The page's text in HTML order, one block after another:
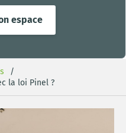
espace
la loi Pinel ?